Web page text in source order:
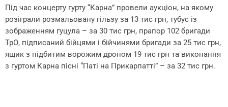
Під час концерту гурту “Карна” провели аукціон, на якому
розіграли розмальовану гільзу за 13 тис грн, тубус із
зображенням гуцула – за 30 тис грн, прапор 102 бригади
ТрО, підписаний бійцями і бійчинями бригади за 25 тис грн,
ящик з підбитим ворожим дроном 19 тис грн та виконання
з гуртом Карна пісні “Паті на Прикарпатті” – за 32 тис грн.